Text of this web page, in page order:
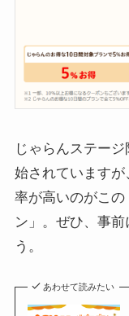
じゃらんステー
始されていますが
率が高いのがこ
ン」。ぜひ、事
う。
あわせて読みたい